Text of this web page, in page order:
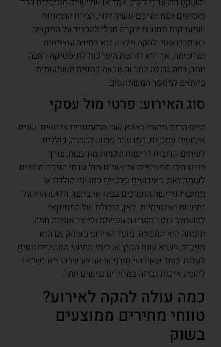
מוסיפים נפח ומרקם עשיר יותר, יצירת הרמוניות
שמעניקות תחושת יוקרה מבלי להכביד על התקציב
באופן דרסטי. להקה מלאה היא בחירה עוצמתית
ומרשימה, אך היא דורשת היערכות לוגיסטיקה רחבה
יותר, במה גדולה יותר והשקעה כספית משמעותית
בהתאם למספר המשתתפים.
סוג האירוע: פרטי מול עסקי
קיים הבדל מהותי באופן שבו מתומחרים אירועים שונים.
אירועים עסקיים, כמו ערב גיבוש לחברה, כוללים
לעיתים קרובות דרישות טכניות מורכבות, צורך
בביטוחים ספציפיים ותיאומים מול גורמי הפקה מרובים.
לעומת זאת, באירועים פרטיים כמו ימי הולדת או
מסיבות פרישה הנערכים בבית או בחצר, הדגש הוא על
גמישות ואינטימיות. כאן, היכולת של המוזיקאי
להשתלב בתוך הסביבה הקיימת ולייצר אווירה חמה
ונינוחה היא המפתח. מועד האירוע משחק גם הוא
תפקיד; בשיא עונת הקיץ או בימי חמישי המחירים נוטים
לעלות, בעוד שאירועי חורף או אמצע שבוע מאפשרים
להשיג איכות גבוהה במחירים נגישים יותר.
כמה עולה להקה לאירוע?
טווחי מחירים ממוצעים
בשוק